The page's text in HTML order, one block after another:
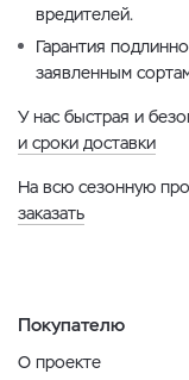
вредителей.
Гарантия
заявленным
У нас быстрая и
и сроки доставки
На всю сезонную
заказать
Покупателю
О проекте